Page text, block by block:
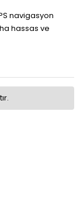
navigasyon
hassas ve